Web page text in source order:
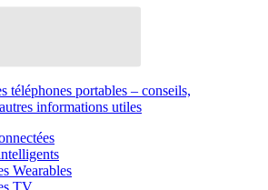
téléphones portables – conseils,
informations utiles
Wearables
TV